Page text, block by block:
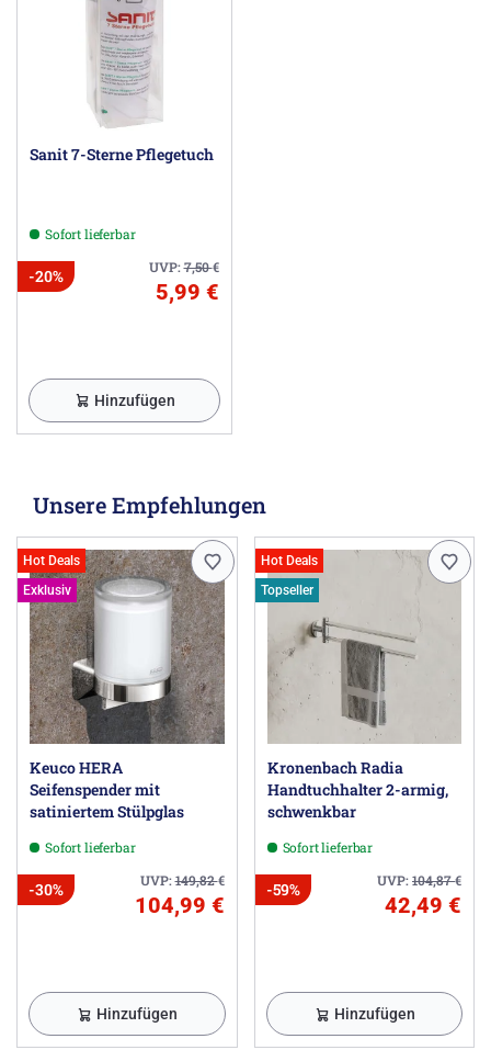
Sanit 7-Sterne Pflegetuch
Sofort lieferbar
UVP:7,50€
-20%
5,99 €
Hinzufügen
Unsere Empfehlungen
Hot Deals
Exklusiv
Keuco HERA
Seifenspender mit
satiniertem Stülpglas
Sofort lieferbar
UVP:149,82€
-30%
104,99 €
Hinzufügen
Hot Deals
Topseller
Kronenbach Radia
Handtuchhalter 2-armig,
schwenkbar
Sofort lieferbar
UVP:104,87€
-59%
42,49 €
Hinzufügen